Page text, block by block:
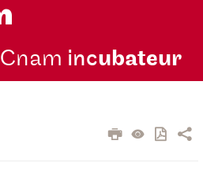
Cnam incubateur